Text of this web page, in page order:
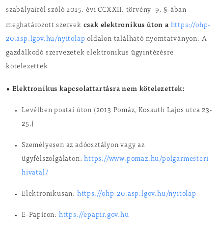
szabályairól szóló 2015. évi CCXXII. törvény 9. §-ában
meghatározott szervek csak elektronikus úton a https://ohp-
20.asp.lgov.hu/nyitolap oldalon található nyomtatványon. A
gazdálkodó szervezetek elektronikus ügyintézésre
kötelezettek.
• Elektronikus kapcsolattartásra nem kötelezettek:
Levélben postai úton (2013 Pomáz, Kossuth Lajos utca 23-
25.)
Személyesen az adóosztályon vagy az
ügyfélszolgálaton:https://www.pomaz.hu/polgarmesteri-
hivatal/
Elektronikusan: https://ohp-20.asp.lgov.hu/nyitolap
E-Papíron: https://epapir.gov.hu